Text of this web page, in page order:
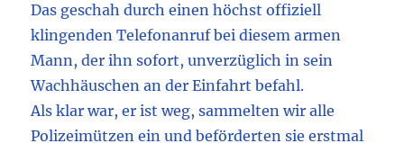
Das geschah durch einen höchst offiziell
klingenden Telefonanruf bei diesem armen
Mann, der ihn sofort, unverzüglich in sein
Wachhäuschen an der Einfahrt befahl.
Als klar war, er ist weg, sammelten wir alle
Polizeimützen ein und beförderten sie erstmal